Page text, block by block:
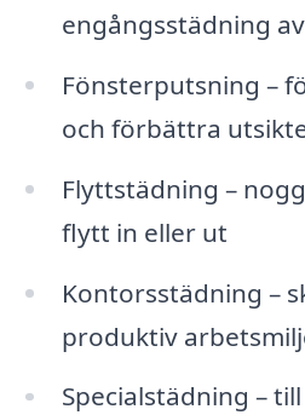
engångsstädning
Fönsterputsning –
och förbättra
Flyttstädning –
flytt in eller ut
Kontorsstädning –
produktiv
Specialstädning –